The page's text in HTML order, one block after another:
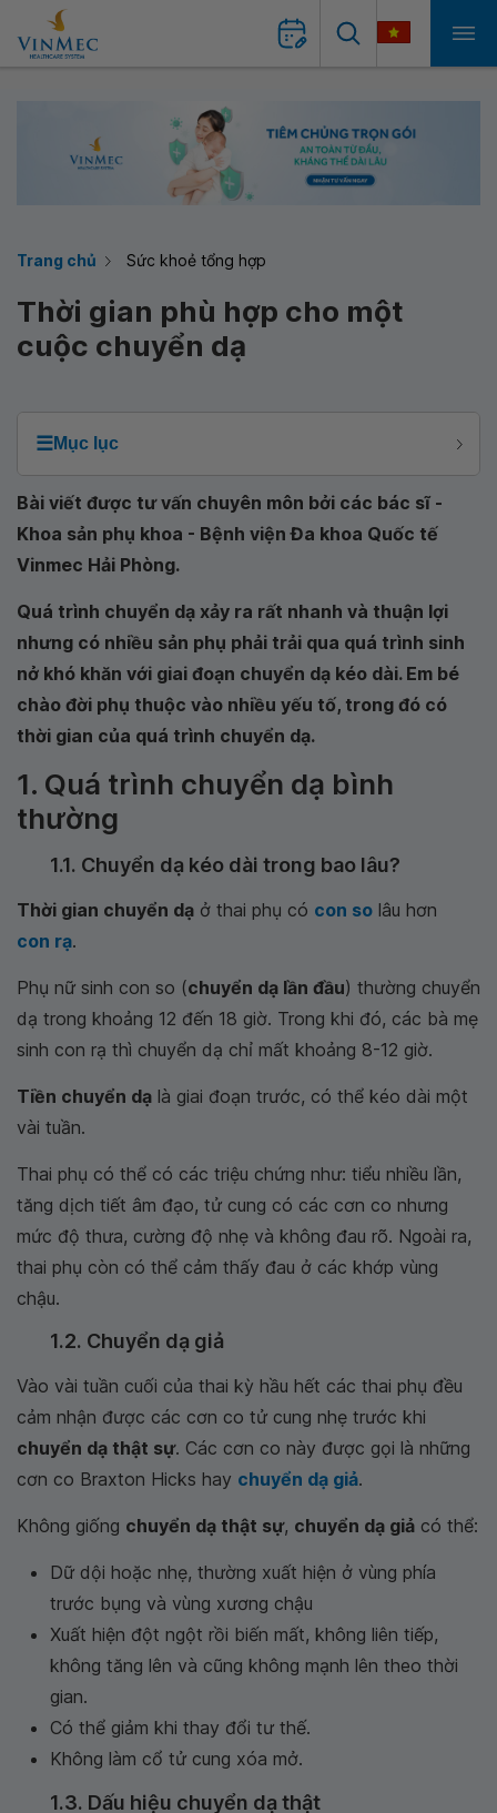
Trang chủ Sức khoẻ tổng hợp
Thời gian phù hợp cho một
cuộc chuyển dạ
☰Mục lục
Bài viết được tư vấn chuyên môn bởi các bác sĩ -
Khoa sản phụ khoa - Bệnh viện Đa khoa Quốc tế
Vinmec Hải Phòng.
Quá trình chuyển dạ xảy ra rất nhanh và thuận lợi
nhưng có nhiều sản phụ phải trải qua quá trình sinh
nở khó khăn với giai đoạn chuyển dạ kéo dài. Em bé
chào đời phụ thuộc vào nhiều yếu tố, trong đó có
thời gian của quá trình chuyển dạ.
1. Quá trình chuyển dạ bình
thường
1.1. Chuyển dạ kéo dài trong bao lâu?
Thời gian chuyển dạ ở thai phụ có con so lâu hơn
con rạ.
Phụ nữ sinh con so (chuyển dạ lần đầu) thường chuyển
dạ trong khoảng 12 đến 18 giờ. Trong khi đó, các bà mẹ
sinh con rạ thì chuyển dạ chỉ mất khoảng 8-12 giờ.
Tiền chuyển dạ là giai đoạn trước, có thể kéo dài một
vài tuần.
Thai phụ có thể có các triệu chứng như: tiểu nhiều lần,
tăng dịch tiết âm đạo, tử cung có các cơn co nhưng
mức độ thưa, cường độ nhẹ và không đau rõ. Ngoài ra,
thai phụ còn có thể cảm thấy đau ở các khớp vùng
chậu.
1.2. Chuyển dạ giả
Vào vài tuần cuối của thai kỳ hầu hết các thai phụ đều
cảm nhận được các cơn co tử cung nhẹ trước khi
chuyển dạ thật sự. Các cơn co này được gọi là những
cơn co Braxton Hicks hay chuyển dạ giả.
Không giống chuyển dạ thật sự, chuyển dạ giả có thể:
Dữ dội hoặc nhẹ, thường xuất hiện ở vùng phía
trước bụng và vùng xương chậu
Xuất hiện đột ngột rồi biến mất, không liên tiếp,
không tăng lên và cũng không mạnh lên theo thời
gian.
Có thể giảm khi thay đổi tư thế.
Không làm cổ tử cung xóa mở.
1.3. Dấu hiệu chuyển dạ thật